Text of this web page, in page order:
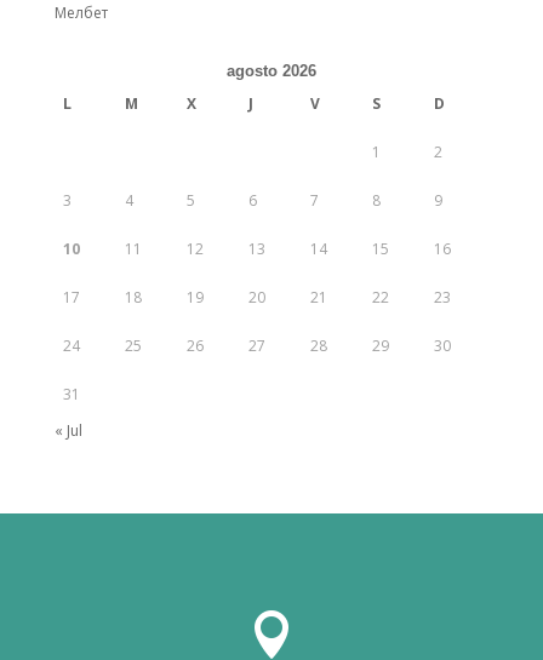
Мелбет
agosto 2026
L M X J V S D
1 2
3 4 5 6 7 8 9
10 11 12 13 14 15 16
17 18 19 20 21 22 23
24 25 26 27 28 29 30
31
« Jul
